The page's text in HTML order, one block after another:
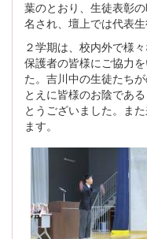
葉のとおり、生徒表彰
名され、壇上では代表
２学期は、校内外で様
保護者の皆様にご協力
た。吉川中の生徒たち
とえに皆様のお陰であ
とうございました。ま
ます。